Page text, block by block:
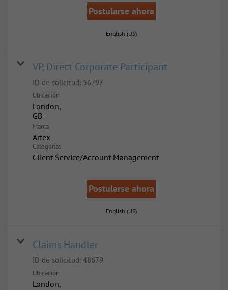
Postularse ahora
English (US)
VP, Direct Corporate Participant
ID de solicitud: 56797
Ubicación
London,
Marca
Artex
Categorías
Client Service/Account Management
Postularse ahora
English (US)
Claims Handler
ID de solicitud: 48679
Ubicación
London,